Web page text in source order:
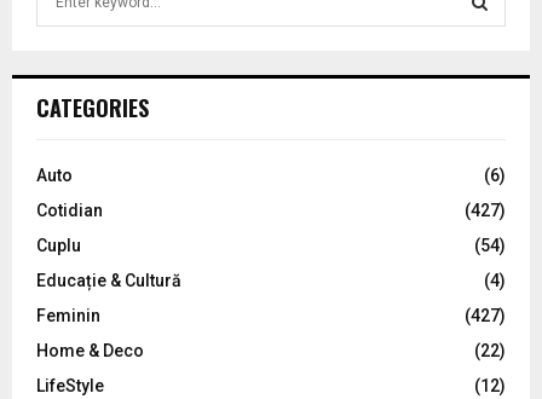
h
o
:
C
CATEGORIES
Auto
(6)
Cotidian
(427)
Cuplu
(54)
Educație & Cultură
(4)
Feminin
(427)
Home & Deco
(22)
LifeStyle
(12)